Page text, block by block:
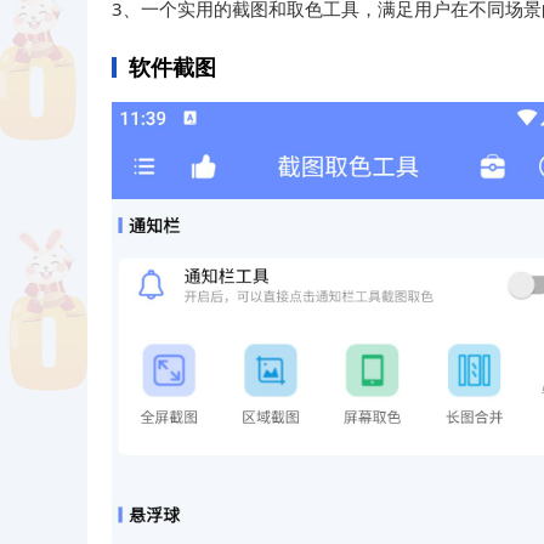
3、一个实用的截图和取色工具，满足用户在不同场
软件截图